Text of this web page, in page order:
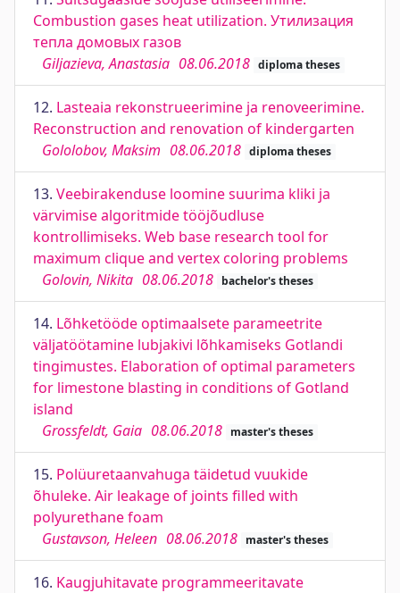
Combustion gases heat utilization. Утилизация
тепла домовых газов
Giljazieva, Anastasia 08.06.2018 diploma theses
12. Lasteaia rekonstrueerimine ja renoveerimine.
Reconstruction and renovation of kindergarten
Gololobov, Maksim 08.06.2018 diploma theses
13. Veebirakenduse loomine suurima kliki ja
värvimise algoritmide tööjõudluse
kontrollimiseks. Web base research tool for
maximum clique and vertex coloring problems
Golovin, Nikita 08.06.2018 bachelor's theses
14. Lõhketööde optimaalsete parameetrite
väljatöötamine lubjakivi lõhkamiseks Gotlandi
tingimustes. Elaboration of optimal parameters
for limestone blasting in conditions of Gotland
island
Grossfeldt, Gaia 08.06.2018 master's theses
15. Polüuretaanvahuga täidetud vuukide
õhuleke. Air leakage of joints filled with
polyurethane foam
Gustavson, Heleen 08.06.2018 master's theses
16. Kaugjuhitavate programmeeritavate